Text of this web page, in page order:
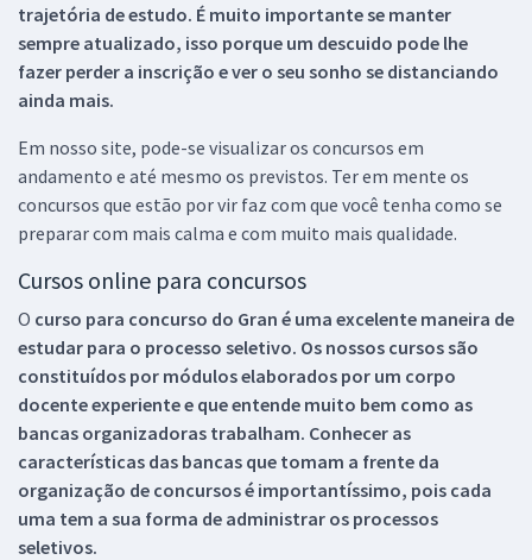
trajetória de estudo. É muito importante se manter
sempre atualizado, isso porque um descuido pode lhe
fazer perder a inscrição e ver o seu sonho se distanciando
ainda mais.
Em nosso site, pode-se visualizar os concursos em
andamento e até mesmo os previstos. Ter em mente os
concursos que estão por vir faz com que você tenha como se
preparar com mais calma e com muito mais qualidade.
Cursos online para concursos
O curso para concurso do Gran é uma excelente maneira de
estudar para o processo seletivo. Os nossos cursos são
constituídos por módulos elaborados por um corpo
docente experiente e que entende muito bem como as
bancas organizadoras trabalham. Conhecer as
características das bancas que tomam a frente da
organização de concursos é importantíssimo, pois cada
uma tem a sua forma de administrar os processos
seletivos.